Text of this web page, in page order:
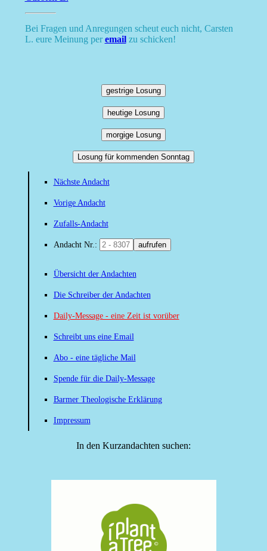
Bei Fragen und Anregungen scheut euch nicht, Carsten
L. eure Meinung peremailzu schicken!
gestrige Losung
heutige Losung
morgige Losung
Losung für kommenden Sonntag
Nächste Andacht
Vorige Andacht
Zufalls-Andacht
Andacht Nr.: aufrufen
Übersicht der Andachten
Die Schreiber der Andachten
Daily-Message - eine Zeit ist vorüber
Schreibt uns eine Email
Abo - eine tägliche Mail
Spende für die Daily-Message
Barmer Theologische Erklärung
Impressum
In den Kurzandachten suchen: